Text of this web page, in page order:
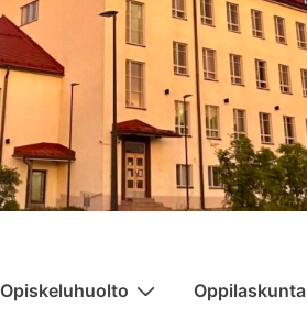
Opiskeluhuolto Oppilaskunta